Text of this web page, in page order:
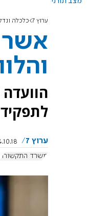
ערוץ 7 כלכלה
אשר
לתפקיד
ערוץ 7
13:32
משרד התקשורת